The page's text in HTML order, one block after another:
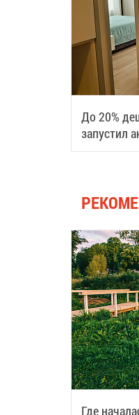
До 20%
запустил
Где